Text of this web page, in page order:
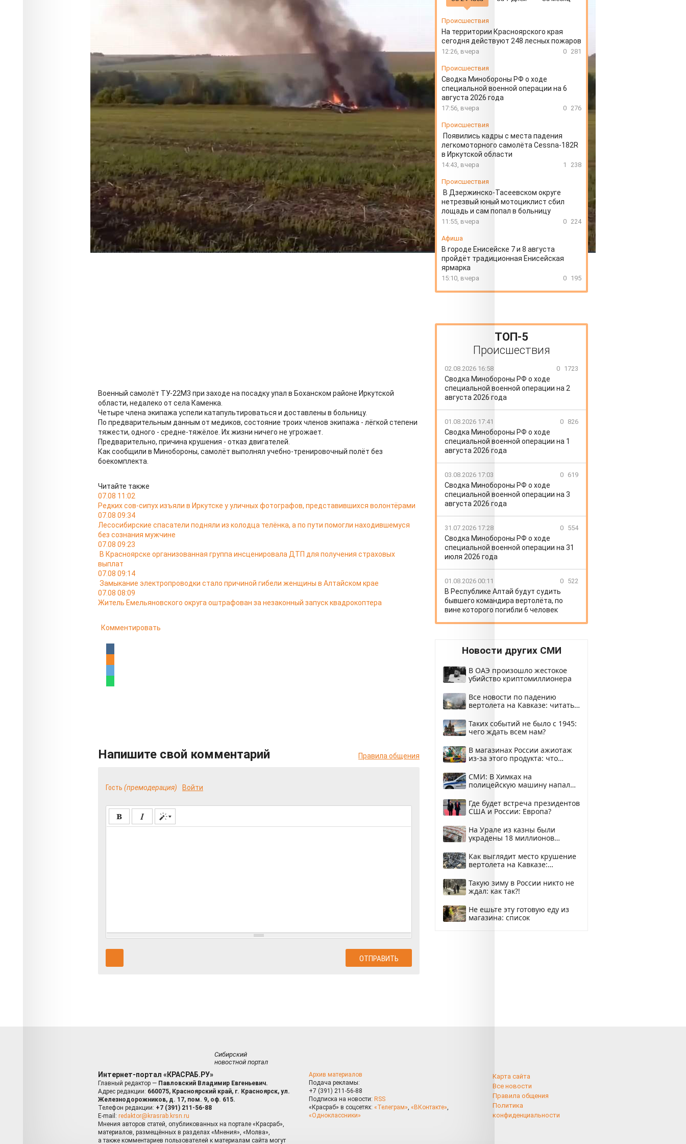
катапультировались
Происшествия
16.06.2026 02:23
Военный самолёт ТУ-22М3 при заходе на посадку упал в Боханском районе Иркутской
области, недалеко от села Каменка.
Четыре члена экипажа успели катапультироваться и доставлены в больницу.
По предварительным данным от медиков, состояние троих членов экипажа - лёгкой степени
тяжести, одного - средне-тяжёлое. Их жизни ничего не угрожает.
Предварительно, причина крушения - отказ двигателей.
Как сообщили в Минобороны, самолёт выполнял учебно-тренировочный полёт без
боекомплекта.
Читайте также
07.08 11:02
Редких сов-сипух изъяли в Иркутске у уличных фотографов, представившихся волонтёрами
07.08 09:34
Лесосибирские спасатели подняли из колодца телёнка, а по пути помогли находившемуся
без сознания мужчине
07.08 09:23
В Красноярске организованная группа инсценировала ДТП для получения страховых
выплат
07.08 09:14
Замыкание электропроводки стало причиной гибели женщины в Алтайском крае
07.08 08:09
Житель Емельяновского округа оштрафован за незаконный запуск квадрокоптера
Комментировать
Напишите свой комментарий Правила общения
Гость (премодерация) Войти
Происшествия
На территории Красноярского края
сегодня действуют 248 лесных пожаров
12:26, вчера 0 281
Происшествия
Сводка Минобороны РФ о ходе
специальной военной операции на 6
августа 2026 года
17:56, вчера 0 276
Происшествия
Появились кадры с места падения
легкомоторного самолёта Cessna-182R
в Иркутской области
14:43, вчера 1 238
Происшествия
В Дзержинско-Тасеевском округе
нетрезвый юный мотоциклист сбил
лощадь и сам попал в больницу
11:55, вчера 0 224
Афиша
В городе Енисейске 7 и 8 августа
пройдёт традиционная Енисейская
ярмарка
15:10, вчера 0 195
ТОП-5
Происшествия
02.08.2026 16:58 0 1723
Сводка Минобороны РФ о ходе
специальной военной операции на 2
августа 2026 года
01.08.2026 17:41 0 826
Сводка Минобороны РФ о ходе
специальной военной операции на 1
августа 2026 года
03.08.2026 17:03 0 619
Сводка Минобороны РФ о ходе
специальной военной операции на 3
августа 2026 года
31.07.2026 17:28 0 554
Сводка Минобороны РФ о ходе
специальной военной операции на 31
июля 2026 года
01.08.2026 00:11 0 522
В Республике Алтай будут судить
бывшего командира вертолёта, по
вине которого погибли 6 человек
Новости других СМИ
В ОАЭ произошло жестокое
убийство криптомиллионера
Все новости по падению
вертолета на Кавказе: читать
Таких событий не было с 1945:
чего ждать всем нам?
В магазинах России ажиотаж
из-за этого продукта: что
СМИ: В Химках на
полицейскую машину напали
Где будет встреча президентов
США и России: Европа?
На Урале из казны были
украдены 18 миллионов
Как выглядит место крушение
вертолета на Кавказе:
Такую зиму в России никто не
ждал: как так?!
Не ешьте эту готовую еду из
магазина: список
Сибирский
новостной портал
Интернет-портал «КРАСРАБ.РУ»
Главный редактор — Павловский Владимир Евгеньевич.
Адрес редакции: 660075, Красноярский край, г. Красноярск, ул.
Железнодорожников, д. 17, пом. 9, оф. 615.
Телефон редакции: +7 (391) 211-56-88
E-mail: redaktor@krasrab.krsn.ru
Мнения авторов статей, опубликованных на портале «Красраб»,
материалов, размещённых в разделах «Мнения», «Молва»,
а также комментариев пользователей к материалам сайта могут
Архив материалов
Подача рекламы:
+7 (391) 211-56-88
Подписка на новости: RSS
«Красраб» в соцсетях: «Телеграм», «ВКонтакте»,
«Одноклассники»
Карта сайта
Все новости
Правила общения
Политика
конфиденциальности